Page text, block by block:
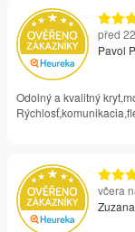
před
Pavol P.
Odolný a kvalitný
včera